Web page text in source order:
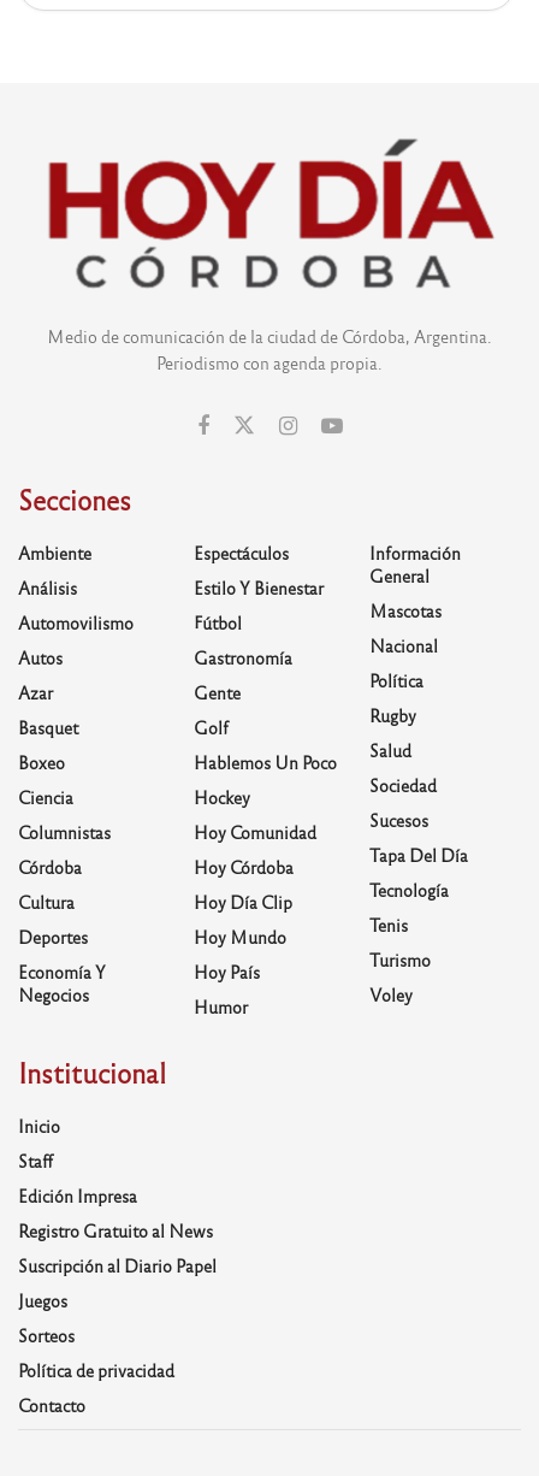
Medio de comunicación de la ciudad de Córdoba, Argentina.
Periodismo con agenda propia.
Secciones
Ambiente
Análisis
Automovilismo
Autos
Azar
Basquet
Boxeo
Ciencia
Columnistas
Córdoba
Cultura
Deportes
Economía Y
Negocios
Espectáculos
Estilo Y Bienestar
Fútbol
Gastronomía
Gente
Golf
Hablemos Un Poco
Hockey
Hoy Comunidad
Hoy Córdoba
Hoy Día Clip
Hoy Mundo
Hoy País
Humor
Información
General
Mascotas
Nacional
Política
Rugby
Salud
Sociedad
Sucesos
Tapa Del Día
Tecnología
Tenis
Turismo
Voley
Institucional
Inicio
Staff
Edición Impresa
Registro Gratuito al News
Suscripción al Diario Papel
Juegos
Sorteos
Política de privacidad
Contacto